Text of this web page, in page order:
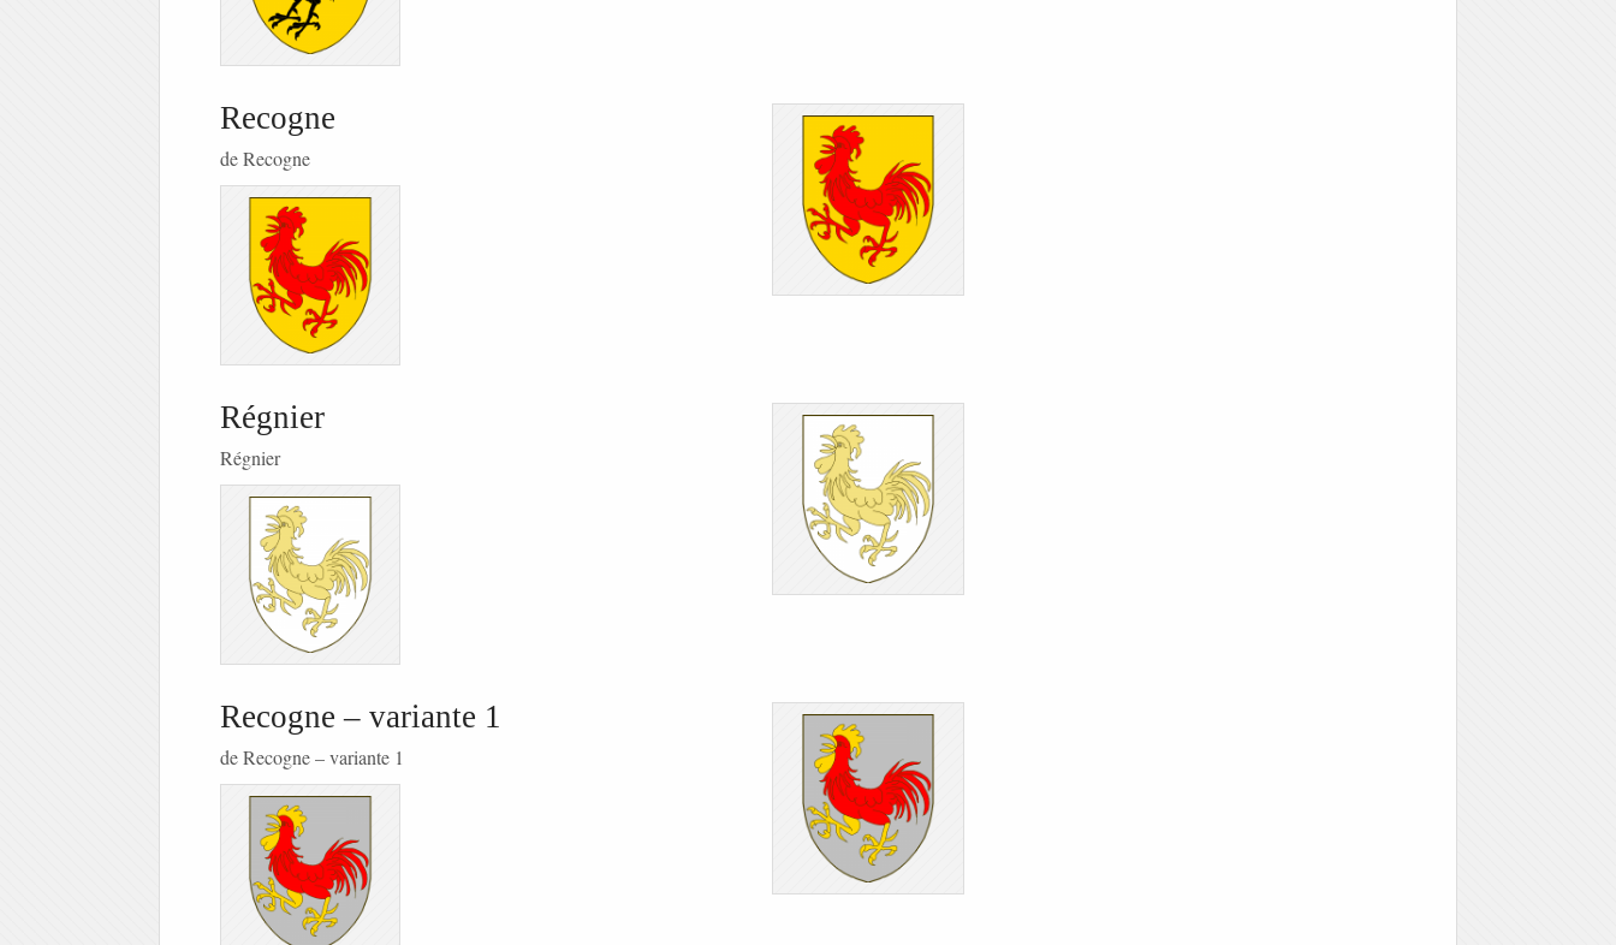
Recogne
de Recogne
Régnier
Régnier
Recogne – variante 1
de Recogne – variante 1